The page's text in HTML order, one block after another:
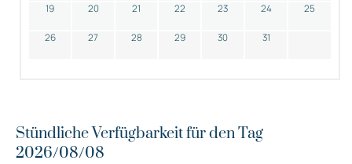
19 20 21 22 23 24 25
26 27 28 29 30 31
Stündliche Verfügbarkeit für den Tag
2026/08/08